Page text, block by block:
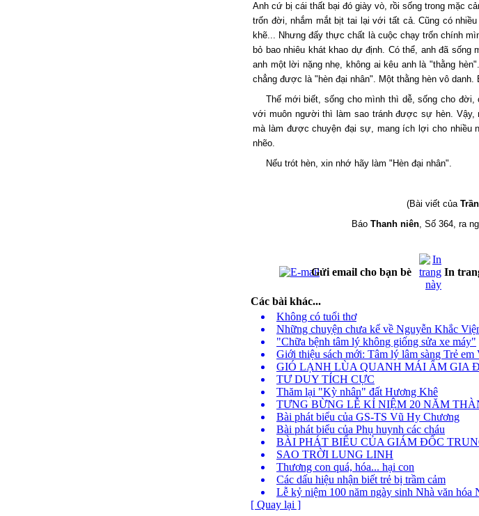
Anh cứ bị cái thất bại đó giày vò, rồi sống trong mặc
trốn đời, nhắm mắt bịt tai lại với tất cả. Cũng có
khẽ... Nhưng đấy thực chất là cuộc chạy trốn chính
bỏ bao nhiêu khát khao dự định. Có thể, anh đã
anh một lời nặng nhẹ, không ai kêu anh là "thằng
chẳng được là "hèn đại nhân". Một thằng hèn vô danh.
Thế mới biết, sống cho mình thì dễ, sống cho
với muôn người thì làm sao tránh được sự hèn.
mà làm được chuyện đại sự, mang ích lợi cho nhiều
nhẽo.
Nếu trót hèn, xin nhớ hãy làm "Hèn đại nhân".
(Bài viết của
BáoThanh niên, Số 364, ra
Gửi email cho bạn bè In
Các bài khác...
Không có tuổi thơ
Những chuyện chưa kể về Nguyễn Khắc
"Chữa bệnh tâm lý không giống sửa xe máy"
Giới thiệu sách mới: Tâm lý lâm sàng Trẻ em
GIÓ LẠNH LÙA QUANH MÁI ẤM GIA
TƯ DUY TÍCH CỰC
Thăm lại "Kỳ nhân" đất Hương Khê
TƯNG BỪNG LỄ KỈ NIỆM 20 NĂM
Bài phát biểu của GS-TS Vũ Hy Chương
Bài phát biểu của Phụ huynh các cháu
BÀI PHÁT BIỂU CỦA GIÁM ĐỐC
SAO TRỜI LUNG LINH
Thương con quá, hóa... hại con
Các dấu hiệu nhận biết trẻ bị trầm cảm
Lễ kỷ niệm 100 năm ngày sinh Nhà văn hóa
[ Quay lại ]